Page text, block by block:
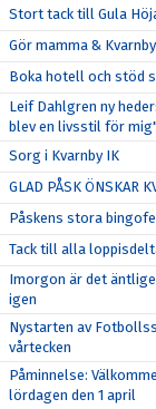
Stort tack till Gula
Gör mamma &
Boka hotell och stöd
Leif Dahlgren ny
blev en livsstil för mig"
Sorg i Kvarnby IK
GLAD PÅSK ÖNSKAR
Påskens stora
Tack till alla
Imorgon är det
igen
Nystarten av
vårtecken
Påminnelse:
lördagen den 1 april